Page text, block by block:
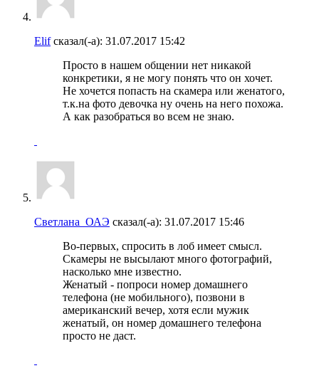
Elifсказал(-а): 31.07.2017 15:42
Просто в нашем общении нет никакой
конкретики, я не могу понять что он хочет.
Не хочется попасть на скамера или женатого,
т.к.на фото девочка ну очень на него похожа.
А как разобраться во всем не знаю.
Светлана_ОАЭ сказал(-а): 31.07.2017 15:46
Во-первых, спросить в лоб имеет смысл.
Скамеры не высылают много фотографий,
насколько мне известно.
Женатый - попроси номер домашнего
телефона (не мобильного), позвони в
американский вечер, хотя если мужик
женатый, он номер домашнего телефона
просто не даст.